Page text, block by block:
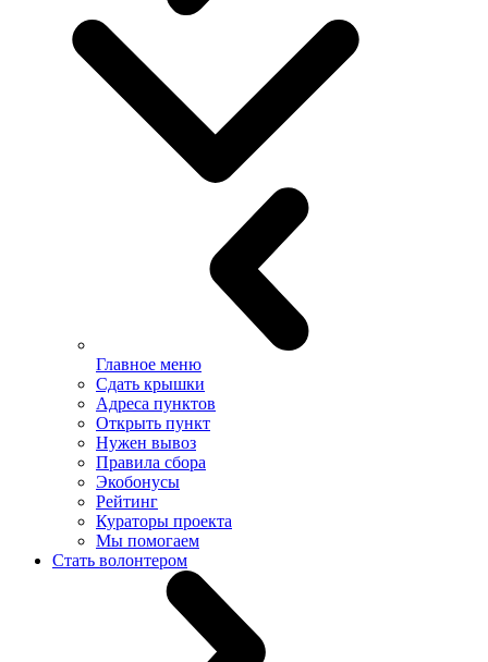
Главное меню
Сдать крышки
Адреса пунктов
Открыть пункт
Нужен вывоз
Правила сбора
Экобонусы
Рейтинг
Кураторы проекта
Мы помогаем
Стать волонтером